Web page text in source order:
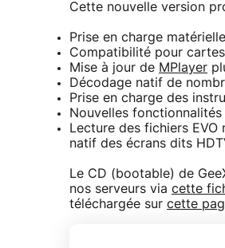
Cette nouvelle version
Prise en charge
Compatibilité pour cartes
Mise à jour de MPlayer
Décodage natif de
Prise en charge des
Nouvelles fonctionnalités
Lecture des fichiers
natif des écrans dits
Le CD (bootable) de
nos serveurs via cette
téléchargée sur cette